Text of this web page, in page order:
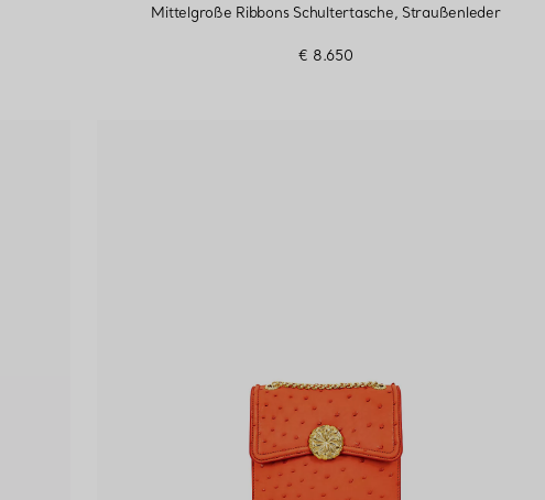
Mittelgroße Ribbons Schultertasche, Straußenleder
€ 8.650